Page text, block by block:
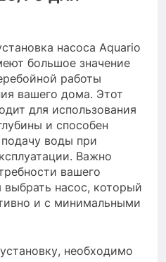
насоса Aquario
большое значение
работы
вашего дома. Этот
для использования
и способен
воды при
Важно
вашего
насос, который
и с минимальными
необходимо